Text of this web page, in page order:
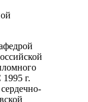
г.